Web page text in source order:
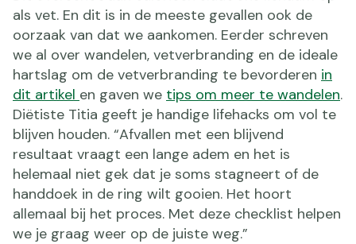
als vet. En dit is in de meeste gevallen ook de
oorzaak van dat we aankomen. Eerder schreven
we al over wandelen, vetverbranding en de ideale
hartslag om de vetverbranding te bevorderen in
dit artikel en gaven we tips om meer te wandelen.
Diëtiste Titia geeft je handige lifehacks om vol te
blijven houden. “Afvallen met een blijvend
resultaat vraagt een lange adem en het is
helemaal niet gek dat je soms stagneert of de
handdoek in de ring wilt gooien. Het hoort
allemaal bij het proces. Met deze checklist helpen
we je graag weer op de juiste weg.”